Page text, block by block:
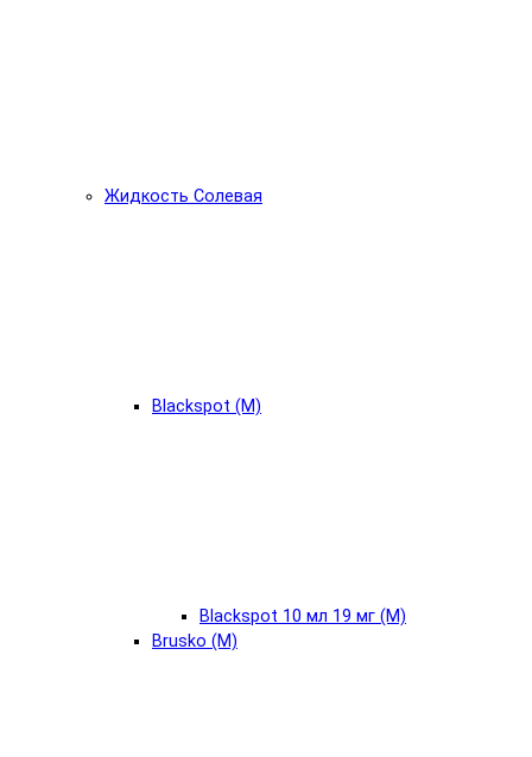
Жидкость Солевая
Blackspot (М)
Blackspot 10 мл 19 мг (М)
Brusko (М)